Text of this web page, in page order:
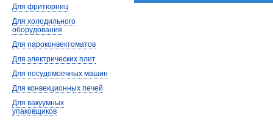
Для фритюрниц
Для холодильного
оборудования
Для пароконвектоматов
Для электрических плит
Для посудомоечных машин
Для конвекционных печей
Для вакуумных
упаковщиков